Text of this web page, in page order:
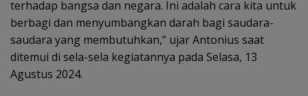
terhadap bangsa dan negara. Ini adalah cara kita untuk
berbagi dan menyumbangkan darah bagi saudara-
saudara yang membutuhkan,” ujar Antonius saat
ditemui di sela-sela kegiatannya pada Selasa, 13
Agustus 2024.